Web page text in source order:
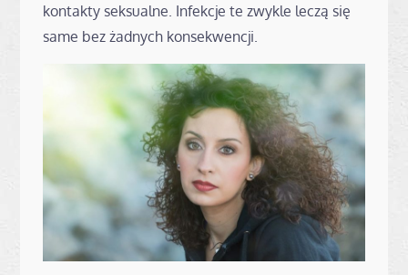
kontakty seksualne. Infekcje te zwykle leczą się
same bez żadnych konsekwencji.